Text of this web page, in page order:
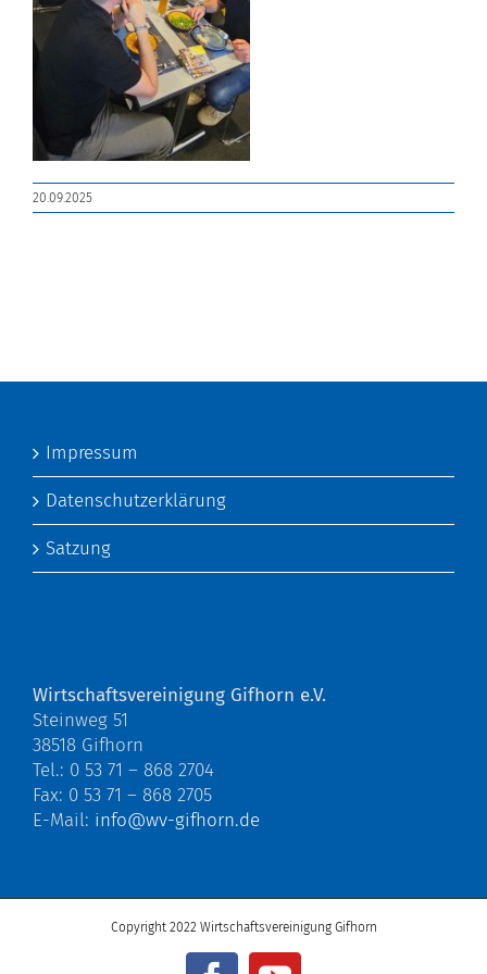
20.09.2025
Impressum
Datenschutzerklärung
Satzung
Wirtschaftsvereinigung Gifhorn e.V.
Steinweg 51
38518 Gifhorn
Tel.: 0 53 71 – 868 2704
Fax: 0 53 71 – 868 2705
E-Mail: info@wv-gifhorn.de
Copyright 2022 Wirtschaftsvereinigung Gifhorn